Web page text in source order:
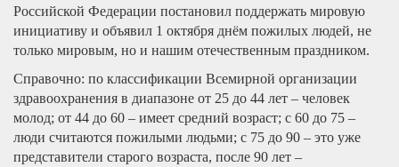
Российской Федерации постановил поддержать мировую
инициативу и объявил 1 октября днём пожилых людей, не
только мировым, но и нашим отечественным праздником.
Справочно: по классификации Всемирной организации
здравоохранения в диапазоне от 25 до 44 лет – человек
молод; от 44 до 60 – имеет средний возраст; с 60 до 75 –
люди считаются пожилыми людьми; с 75 до 90 – это уже
представители старого возраста, после 90 лет –